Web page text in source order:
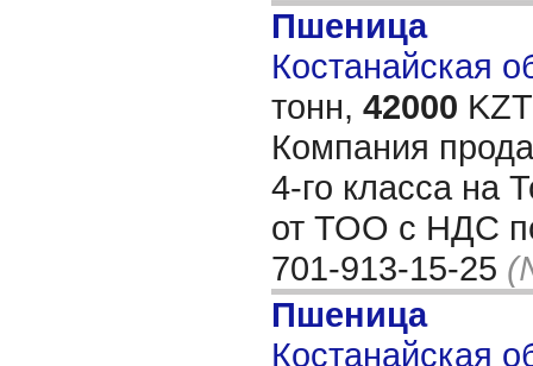
Пшеница
Костанайская
тонн, 42000
Компания
4-го класса на
от ТОО с НДС
701-913-15-25
Пшеница
Костанайская